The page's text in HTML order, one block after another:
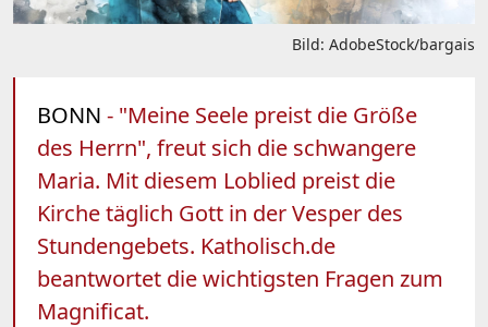
Bild: AdobeStock/bargais
BONN - "Meine Seele preist die Größe
des Herrn", freut sich die schwangere
Maria. Mit diesem Loblied preist die
Kirche täglich Gott in der Vesper des
Stundengebets. Katholisch.de
beantwortet die wichtigsten Fragen zum
Magnificat.